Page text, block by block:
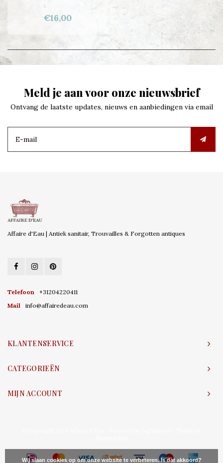
€16,00
Meld je aan voor onze nieuwsbrief
Ontvang de laatste updates, nieuws en aanbiedingen via email
Affaire d'Eau | Antiek sanitair, Trouvailles & Forgotten antiques
Telefoon
+31204220411
Mail
info@affairedeau.com
KLANTENSERVICE
CATEGORIEËN
MIJN ACCOUNT
Wij slaan cookies op om onze website te verbeteren. Is dat akkoord?